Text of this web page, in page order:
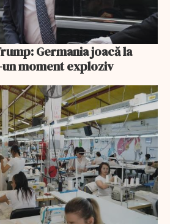
Germania joacă la
moment exploziv